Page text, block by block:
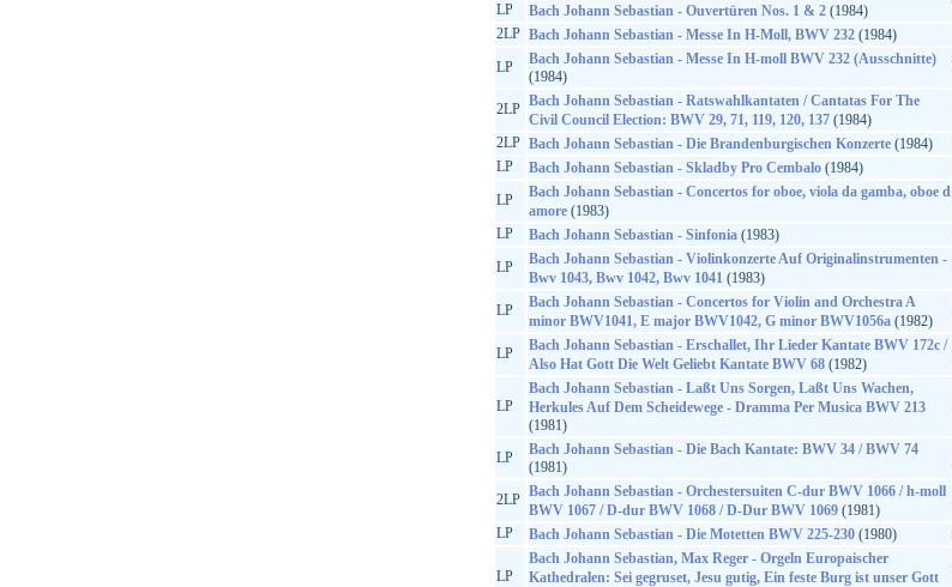
LP Bach Johann Sebastian - Ouvertüren Nos. 1 & 2(1984)
2LP Bach Johann Sebastian - Messe In H-Moll, BWV 232(1984)
LP
Bach Johann Sebastian - Messe In H-moll BWV 232 (Ausschnitte)
(1984)
2LP Bach Johann Sebastian - Ratswahlkantaten / Cantatas For The
Civil Council Election: BWV 29, 71, 119, 120, 137(1984)
2LP Bach Johann Sebastian - Die Brandenburgischen Konzerte(1984)
LP
Bach Johann Sebastian - Skladby Pro Cembalo(1984)
LP
Bach Johann Sebastian - Concertos for oboe, viola da gamba, oboe d
amore(1983)
LP
Bach Johann Sebastian - Sinfonia(1983)
LP
Bach Johann Sebastian - Violinkonzerte Auf Originalinstrumenten -
Bwv 1043, Bwv 1042, Bwv 1041(1983)
LP
Bach Johann Sebastian - Concertos for Violin and Orchestra A
minor BWV1041, E major BWV1042, G minor BWV1056a(1982)
LP
Bach Johann Sebastian - Erschallet, Ihr Lieder Kantate BWV 172c /
Also Hat Gott Die Welt Geliebt Kantate BWV 68(1982)
LP
Bach Johann Sebastian - Laßt Uns Sorgen, Laßt Uns Wachen,
Herkules Auf Dem Scheidewege - Dramma Per Musica BWV 213
(1981)
LP
Bach Johann Sebastian - Die Bach Kantate: BWV 34 / BWV 74
(1981)
2LP Bach Johann Sebastian - Orchestersuiten C-dur BWV 1066 / h-moll
BWV 1067 / D-dur BWV 1068 / D-Dur BWV 1069(1981)
LP
Bach Johann Sebastian - Die Motetten BWV 225-230(1980)
LP
Bach Johann Sebastian, Max Reger - Orgeln Europaischer
Kathedralen: Sei gegruset, Jesu gutig, Ein feste Burg ist unser Gott